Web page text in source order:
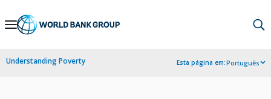
Skip
Navigation
Understanding Poverty Esta página em:Português